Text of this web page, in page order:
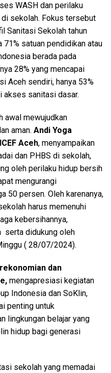
WASH dan perilaku
sekolah. Fokus tersebut
Sanitasi Sekolah tahun
satuan pendidikan atau
berada pada
28% yang mencapai
Aceh sendiri, hanya 53%
akses sanitasi dasar.
awal mewujudkan
aman. Andi Yoga
Aceh, menyampaikan
dan PHBS di sekolah,
oleh perilaku hidup bersih
mengurangi
50 persen. Oleh karenanya,
harus memenuhi
kebersihannya,
serta didukung oleh
( 28/07/2024).
dan
mengapresiasi kegiatan
Indonesia dan SoKlin,
penting untuk
lingkungan belajar yang
hidup bagi generasi
sekolah yang memadai